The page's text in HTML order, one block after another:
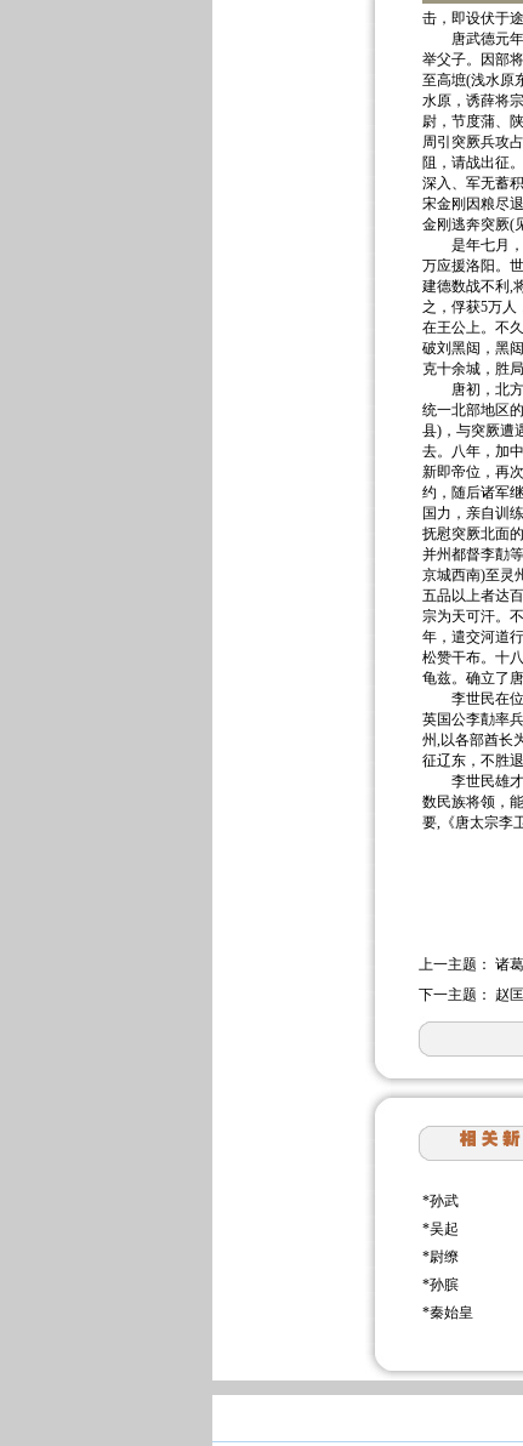
击，即设伏于
唐武德元年
举父子。因部
至高墌(浅水原
水原，诱薛将
尉，节度蒲、
周引突厥兵攻
阻，请战出征
深入、军无蓄
宋金刚因粮尽
金刚逃奔突厥(
是年七月，
万应援洛阳。
建德数战不利,
之，俘获5万
在王公上。不
破刘黑闼，黑
克十余城，胜
唐初，北方
统一北部地区
县)，与突厥遭
去。八年，加
新即帝位，再
约，随后诸军
国力，亲自训
抚慰突厥北面
并州都督李勣
京城西南)至灵
五品以上者达
宗为天可汗。
年，遣交河道
松赞干布。十
龟兹。确立了
李世民在位
英国公李勣率
州,以各部酋长
征辽东，不胜
李世民雄才
数民族将领，
要,《唐太宗李
上一主题： 诸
下一主题：
赵
*孙武
*吴起
*尉缭
*孙膑
*秦始皇